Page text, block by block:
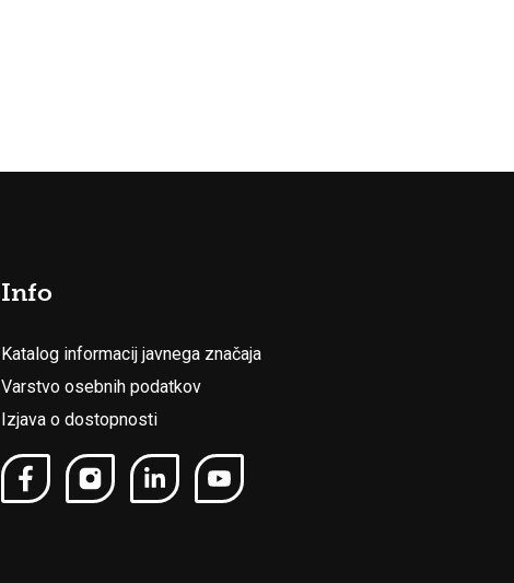
Info
Katalog informacij javnega značaja
Varstvo osebnih podatkov
Izjava o dostopnosti